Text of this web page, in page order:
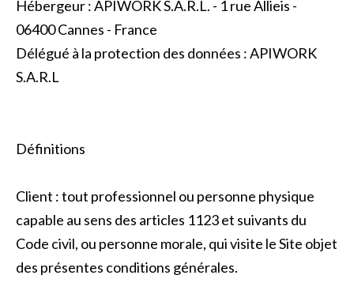
Hébergeur : APIWORK S.A.R.L. - 1 rue Allieis -
06400 Cannes - France
Délégué à la protection des données : APIWORK
S.A.R.L
Définitions
Client : tout professionnel ou personne physique
capable au sens des articles 1123 et suivants du
Code civil, ou personne morale, qui visite le Site objet
des présentes conditions générales.